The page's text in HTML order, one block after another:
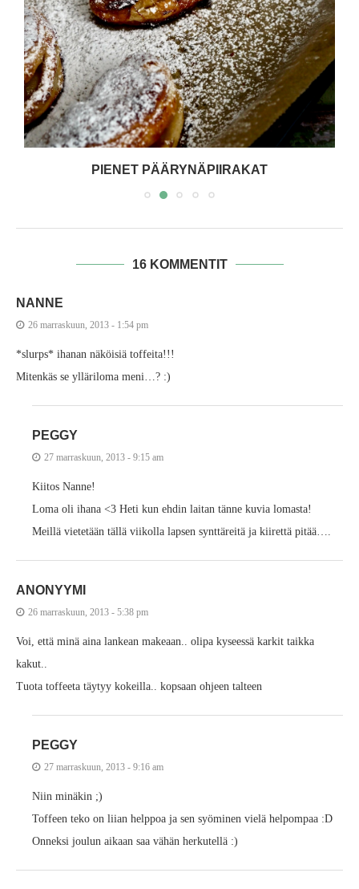
PIENET PÄÄRYNÄPIIRAKAT
16 KOMMENTIT
NANNE
26 marraskuun, 2013 - 1:54 pm
*slurps* ihanan näköisiä toffeita!!!
Mitenkäs se ylläriloma meni…? :)
PEGGY
27 marraskuun, 2013 - 9:15 am
Kiitos Nanne!
Loma oli ihana <3 Heti kun ehdin laitan tänne kuvia lomasta!
Meillä vietetään tällä viikolla lapsen synttäreitä ja kiirettä pitää….
ANONYYMI
26 marraskuun, 2013 - 5:38 pm
Voi, että minä aina lankean makeaan.. olipa kyseessä karkit taikka
kakut..
Tuota toffeeta täytyy kokeilla.. kopsaan ohjeen talteen
PEGGY
27 marraskuun, 2013 - 9:16 am
Niin minäkin ;)
Toffeen teko on liian helppoa ja sen syöminen vielä helpompaa :D
Onneksi joulun aikaan saa vähän herkutellä :)